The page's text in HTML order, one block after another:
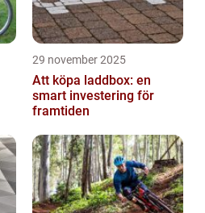
29 november 2025
Att köpa laddbox: en
smart investering för
framtiden